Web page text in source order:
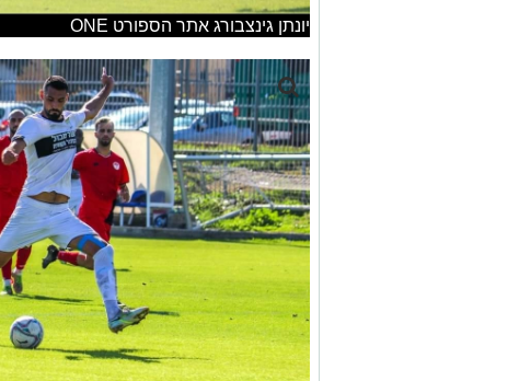
יונתן גינצבורג אתר הספורט ONE